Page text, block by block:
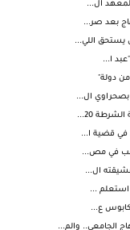
ال...
بعد صر...
يستحق اللي...
ا...
دولة"
20...
في قضية ا...
في مص...
ال...
ع...
والم...